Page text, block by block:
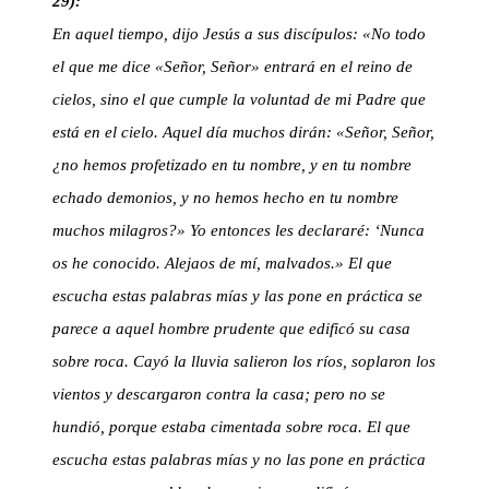
En aquel tiempo, dijo Jesús a sus discípulos: «No todo
el que me dice «Señor, Señor» entrará en el reino de
cielos, sino el que cumple la voluntad de mi Padre que
está en el cielo. Aquel día muchos dirán: «Señor, Señor,
¿no hemos profetizado en tu nombre, y en tu nombre
echado demonios, y no hemos hecho en tu nombre
muchos milagros?» Yo entonces les declararé: ‘Nunca
os he conocido. Alejaos de mí, malvados.» El que
escucha estas palabras mías y las pone en práctica se
parece a aquel hombre prudente que edificó su casa
sobre roca. Cayó la lluvia salieron los ríos, soplaron los
vientos y descargaron contra la casa; pero no se
hundió, porque estaba cimentada sobre roca. El que
escucha estas palabras mías y no las pone en práctica